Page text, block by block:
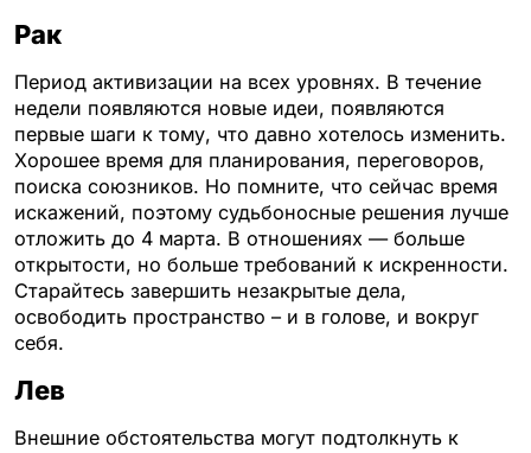
Рак
Период активизации на всех уровнях. В течение
недели появляются новые идеи, появляются
первые шаги к тому, что давно хотелось изменить.
Хорошее время для планирования, переговоров,
поиска союзников. Но помните, что сейчас время
искажений, поэтому судьбоносные решения лучше
отложить до 4 марта. В отношениях — больше
открытости, но больше требований к искренности.
Старайтесь завершить незакрытые дела,
освободить пространство – и в голове, и вокруг
себя.
Лев
Внешние обстоятельства могут подтолкнуть к